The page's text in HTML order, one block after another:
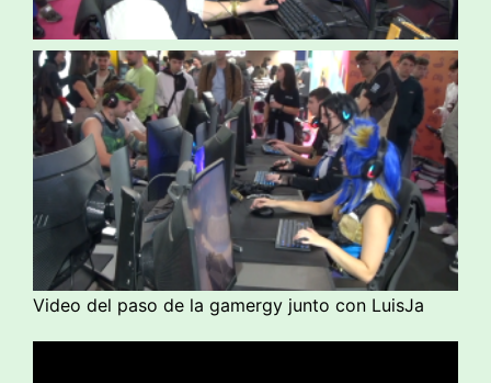
Video del paso de la gamergy junto con LuisJa